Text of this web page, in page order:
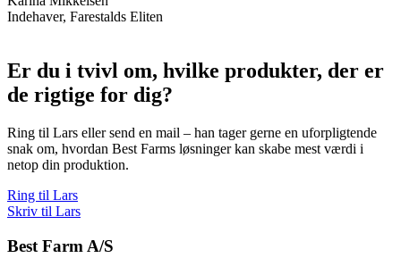
Indehaver, Farestalds Eliten
Er du i tvivl om, hvilke produkter, der er
de rigtige for dig?
Ring til Lars eller send en mail – han tager gerne en uforpligtende
snak om, hvordan Best Farms løsninger kan skabe mest værdi i
netop din produktion.
Ring til Lars
Skriv til Lars
Best Farm A/S